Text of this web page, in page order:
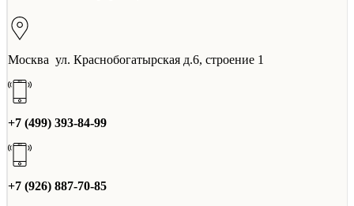
Москва ул. Краснобогатырская д.6, строение 1
+7 (499) 393-84-99
+7 (926) 887-70-85